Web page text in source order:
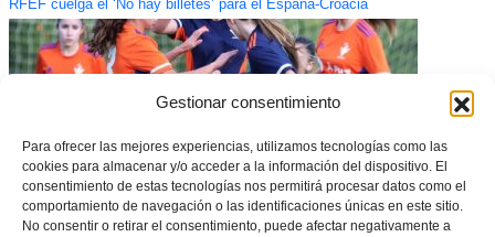
Gestionar consentimiento
Para ofrecer las mejores experiencias, utilizamos tecnologías como las
cookies para almacenar y/o acceder a la información del dispositivo. El
consentimiento de estas tecnologías nos permitirá procesar datos como el
comportamiento de navegación o las identificaciones únicas en este sitio.
No consentir o retirar el consentimiento, puede afectar negativamente a
RFEF cuelga el ‘No hay billetes’ para el España-Croacia